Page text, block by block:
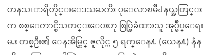
တနသၤာရီတိုင္းေဒသႀကီး ပုေလာၿမိဳ႕နယ္အတြင္း
က စစ္ေကာင္စီသတင္းေပးဟု စြပ္စြဲခံထားသူ အုပ္ခ်ဳပ္ေရး
မႉး တစ္ဦး၏ ေနအိမ္တြင္ ဇူလိုင္လ ၅ ရက္ေန႔ (ယေန႔) နံန